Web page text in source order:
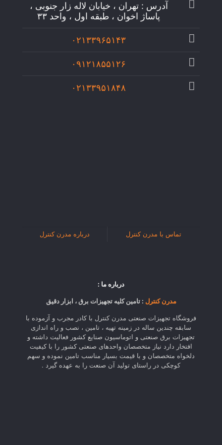
آدرس : تهران ، خیابان لاله زار جنوبی ،
پاساژ اخوان ، طبقه اول ، واحد ۳۳
۰۲۱۳۳۹۶۵۱۴۳
۰۹۱۲۱۸۵۵۱۲۶
۰۲۱۳۳۹۵۱۸۴۸
تماس با مدرن کنترل درباره مدرن کنترل
درباره ما :
مدرن کنترل : تامین کلیه تجهیزات برق ، ابزار دقیق
فروشگاه تجهیزات صنعتی مدرن کنترل با کادر مجرب و آزموده با
سابقه چندین ساله در زمینه تهیه ، تامین ، نصب و راه اندازی
تجهیزات برق صنعتی و اتوماسیون صنایع کشور فعالیت داشته و
افتخار دارد نیاز متخصصان واحدهای صنعتی کشور را با کیفیت
دلخواه متخصصان و با قیمت بسیار مناسب تامین نموده و سهم
کوچکی در راستای تولید آن صنعت را به عهده گیرد .